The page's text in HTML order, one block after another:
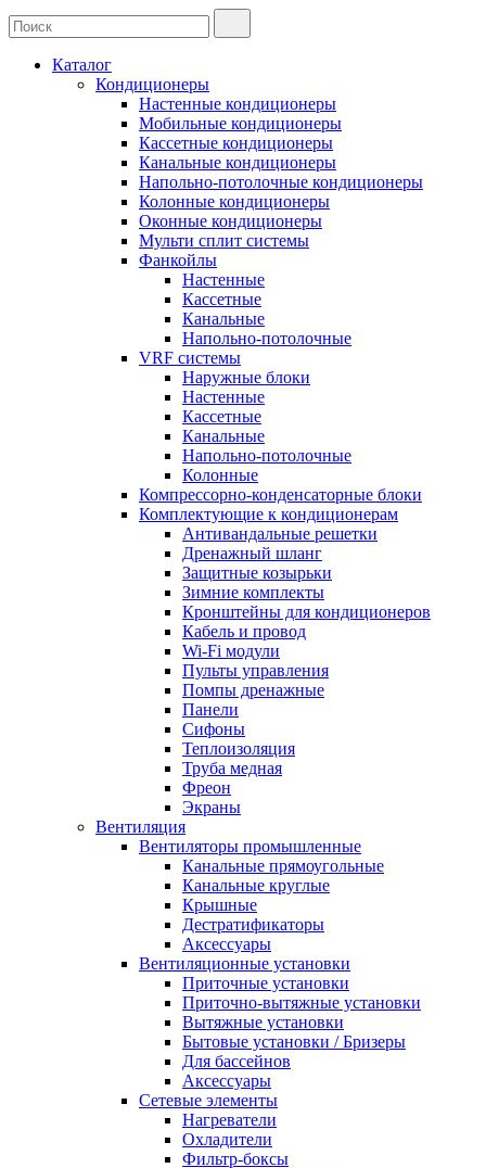
Каталог
Кондиционеры
Настенные кондиционеры
Мобильные кондиционеры
Кассетные кондиционеры
Канальные кондиционеры
Напольно-потолочные кондиционеры
Колонные кондиционеры
Оконные кондиционеры
Мульти сплит системы
Фанкойлы
Настенные
Кассетные
Канальные
Напольно-потолочные
VRF системы
Наружные блоки
Настенные
Кассетные
Канальные
Напольно-потолочные
Колонные
Компрессорно-конденсаторные блоки
Комплектующие к кондиционерам
Антивандальные решетки
Дренажный шланг
Защитные козырьки
Зимние комплекты
Кронштейны для кондиционеров
Кабель и провод
Wi-Fi модули
Пульты управления
Помпы дренажные
Панели
Сифоны
Теплоизоляция
Труба медная
Фреон
Экраны
Вентиляция
Вентиляторы промышленные
Канальные прямоугольные
Канальные круглые
Крышные
Дестратификаторы
Аксессуары
Вентиляционные установки
Приточные установки
Приточно-вытяжные установки
Вытяжные установки
Бытовые установки / Бризеры
Для бассейнов
Аксессуары
Сетевые элементы
Нагреватели
Охладители
Фильтр-боксы